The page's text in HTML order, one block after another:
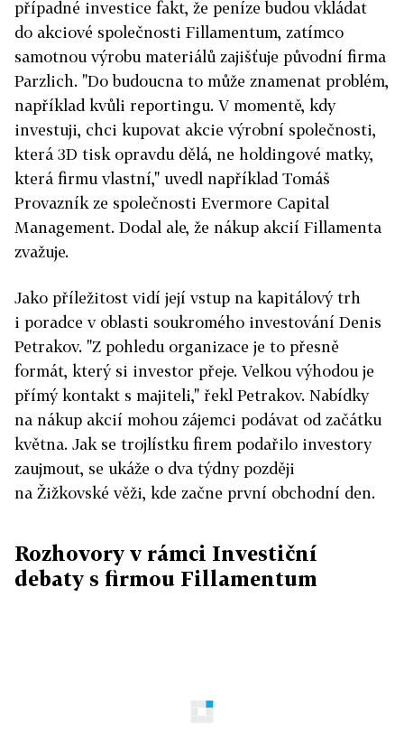
případné investice fakt, že peníze budou vkládat
do akciové společnosti Fillamentum, zatímco
samotnou výrobu materiálů zajišťuje původní firma
Parzlich. "Do budoucna to může znamenat problém,
například kvůli reportingu. V momentě, kdy
investuji, chci kupovat akcie výrobní společnosti,
která 3D tisk opravdu dělá, ne holdingové matky,
která firmu vlastní," uvedl například Tomáš
Provazník ze společnosti Evermore Capital
Management. Dodal ale, že nákup akcií Fillamenta
zvažuje.
Jako příležitost vidí její vstup na kapitálový trh
i poradce v oblasti soukromého investování Denis
Petrakov. "Z pohledu organizace je to přesně
formát, který si investor přeje. Velkou výhodou je
přímý kontakt s majiteli," řekl Petrakov. Nabídky
na nákup akcií mohou zájemci podávat od začátku
května. Jak se trojlístku firem podařilo investory
zaujmout, se ukáže o dva týdny později
na Žižkovské věži, kde začne první obchodní den.
Rozhovory v rámci Investiční
debaty s firmou Fillamentum